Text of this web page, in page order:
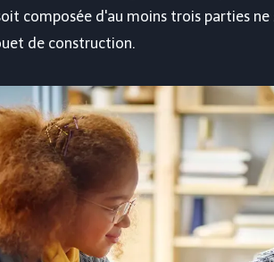
composée d'au moins trois parties
de construction.